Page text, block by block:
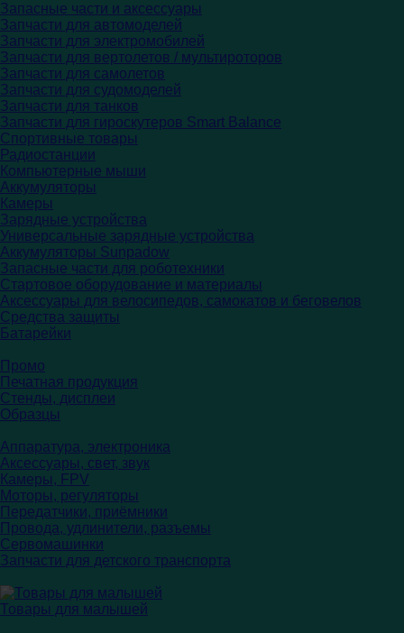
Запасные части и аксессуары
Запчасти для автомоделей
Запчасти для электромобилей
Запчасти для вертолетов / мультироторов
Запчасти для самолетов
Запчасти для судомоделей
Запчасти для танков
Запчасти для гироскутеров Smart Balance
Спортивные товары
Радиостанции
Компьютерные мыши
Аккумуляторы
Камеры
Зарядные устройства
Универсальные зарядные устройства
Аккумуляторы Sunpadow
Запасные части для роботехники
Стартовое оборудование и материалы
Аксессуары для велосипедов, самокатов и беговелов
Средства защиты
Батарейки
Промо
Печатная продукция
Стенды, дисплеи
Образцы
Аппаратура, электроника
Аксессуары, свет, звук
Камеры, FPV
Моторы, регуляторы
Передатчики, приёмники
Провода, удлинители, разъемы
Сервомашинки
Запчасти для детского транспорта
Товары для малышей